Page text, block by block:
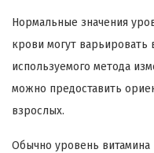
Нормальные значения
крови могут варьировать
используемого метода
можно предоставить
взрослых.
Обычно уровень витамина